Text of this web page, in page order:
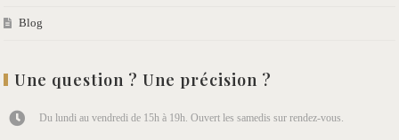
Blog
Une question ? Une précision ?
Du lundi au vendredi de 15h à 19h. Ouvert les samedis sur rendez-vous.